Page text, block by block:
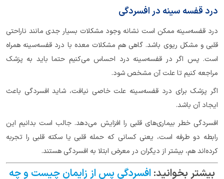
درد قفسه سینه در افسردگی
درد قفسه‌سینه ممکن است نشانه وجود مشکلات بسیار جدی مانند ناراحتی
قلبی و مشکل ریوی باشد. گاهی هم مشکلات معده با درد قفسه‌سینه همراه
است. پس اگر در قفسه‌سینه درد احساس می‌کنیم حتما باید به پزشک
مراجعه کنیم تا علت آن مشخص شود.
اگر پزشک برای درد قفسه‌سینه علت خاصی نیافت، شاید افسردگی باعث
ایجاد آن باشد.
افسردگی خطر بیماری‌های قلبی را افزایش می‌دهد. جالب است بدانیم این
رابطه دو طرفه است، یعنی کسانی که حمله قلبی یا سکته قلبی را تجربه
کرده‌اند هم، بیشتر از دیگران در معرض ابتلا به افسردگی هستند.
بیشتر بخوانید: افسردگی پس از زایمان چیست و چه